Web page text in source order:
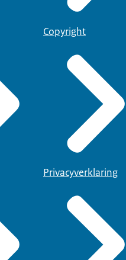
Copyright
Privacyverklaring